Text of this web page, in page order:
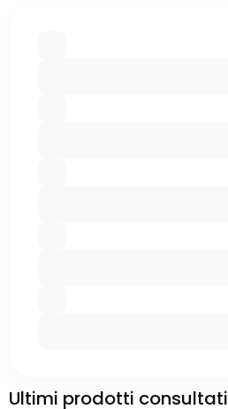
Ultimi prodotti consultati